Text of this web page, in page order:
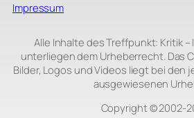
Impressum
Alle Inhalte des Treffpunkt: Kritik
unterliegen dem Urheberrecht. Das
Bilder, Logos und Videos liegt bei den
ausgewiesenen
Copyright ©